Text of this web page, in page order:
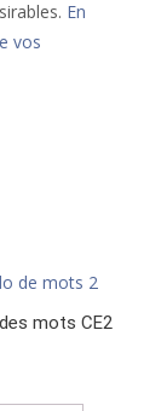
En
vos
mots CE2